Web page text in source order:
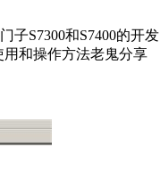
子S7300和S7400的开发
用和操作方法老鬼分享